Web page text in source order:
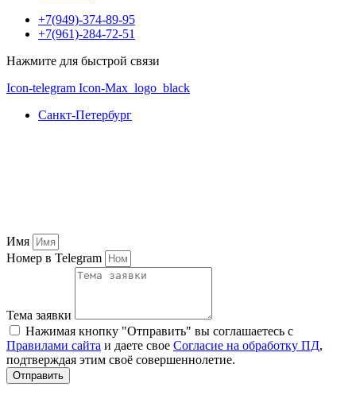
+7(949)-374-89-95
+7(961)-284-72-51
Нажмите для быстрой связи
Icon-telegram Icon-Max_logo_black
Санкт-Петербург
Имя
Номер в Telegram
Тема заявки
Нажимая кнопку "Отправить" вы соглашаетесь с
Правилами сайта и даете свое Согласие на обработку ПД,
подтверждая этим своё совершеннолетие.
Отправить